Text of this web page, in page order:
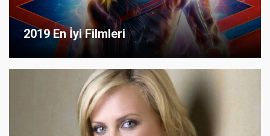
2019 En İyi Filmleri